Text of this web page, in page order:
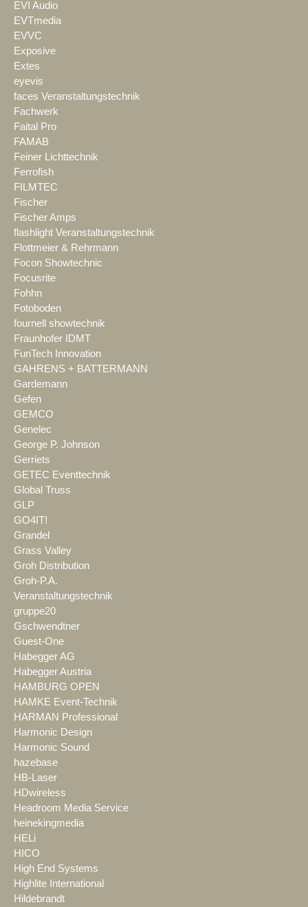
EVI Audio
EVTmedia
EVVC
Exposive
Extes
eyevis
faces Veranstaltungstechnik
Fachwerk
Faital Pro
FAMAB
Feiner Lichttechnik
Ferrofish
FILMTEC
Fischer
Fischer Amps
flashlight Veranstaltungstechnik
Flottmeier & Rehrmann
Focon Showtechnic
Focusrite
Fohhn
Fotoboden
fournell showtechnik
Fraunhofer IDMT
FunTech Innovation
GAHRENS + BATTERMANN
Gardemann
Gefen
GEMCO
Genelec
George P. Johnson
Gerriets
GETEC Eventtechnik
Global Truss
GLP
GO4IT!
Grandel
Grass Valley
Groh Distribution
Groh-P.A.
Veranstaltungstechnik
gruppe20
Gschwendtner
Guest-One
Habegger AG
Habegger Austria
HAMBURG OPEN
HAMKE Event-Technik
HARMAN Professional
Harmonic Design
Harmonic Sound
hazebase
HB-Laser
HDwireless
Headroom Media Service
heinekingmedia
HELi
HICO
High End Systems
Highlite International
Hildebrandt